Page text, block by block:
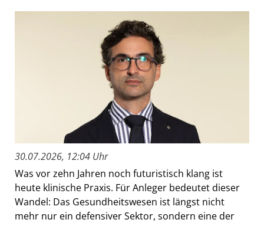
30.07.2026, 12:04 Uhr
Was vor zehn Jahren noch futuristisch klang ist
heute klinische Praxis. Für Anleger bedeutet dieser
Wandel: Das Gesundheitswesen ist längst nicht
mehr nur ein defensiver Sektor, sondern eine der